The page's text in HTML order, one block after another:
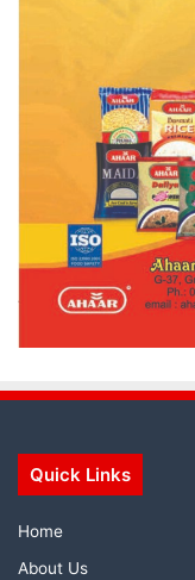
Quick Links
Home
About Us